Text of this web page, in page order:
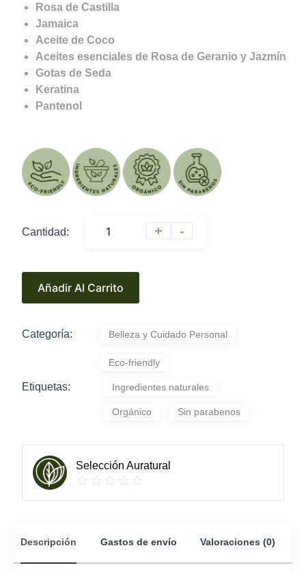
Rosa de Castilla
Jamaica
Aceite de Coco
Aceites esenciales de Rosa de Geranio y Jazmín
Gotas de Seda
Keratina
Pantenol
Cantidad: + -
Añadir Al Carrito
Categoría: Belleza y Cuidado Personal
Etiquetas:
Eco-friendly
Ingredientes naturales
Orgánico Sin parabenos
Selección Auratural
Descripción Gastos de envío Valoraciones (0)